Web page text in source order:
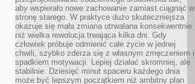
aby wspierało nowe zachowanie zamiast ciągnąć w
stronę starego. W praktyce dużo skuteczniejsza
okazuje się mała zmiana utrwalana konsekwentnie
niż wielka rewolucja trwająca kilka dni. Gdy
człowiek próbuje odmienić całe życie w jednej
chwili, szybko zderza się z własnym zmęczeniem i
spadkiem motywacji. Lepiej działać skromniej, ale
stabilnie. Dziesięć minut spaceru każdego dnia
może być lepszym początkiem niż ambitny plan